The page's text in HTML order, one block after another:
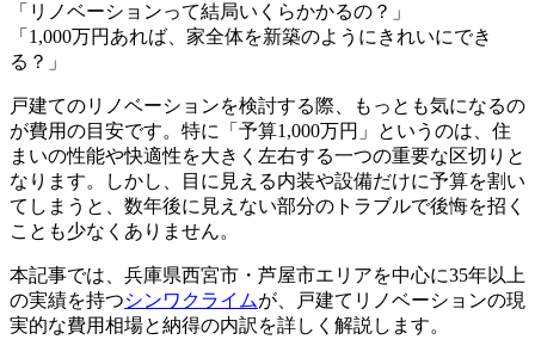
「リノベーションって結局いくらかかるの？」
「1,000万円あれば、家全体を新築のようにきれいにでき
る？」
戸建てのリノベーションを検討する際、もっとも気になるの
が費用の目安です。特に「予算1,000万円」というのは、住
まいの性能や快適性を大きく左右する一つの重要な区切りと
なります。しかし、目に見える内装や設備だけに予算を割い
てしまうと、数年後に見えない部分のトラブルで後悔を招く
ことも少なくありません。
本記事では、兵庫県西宮市・芦屋市エリアを中心に35年以上
の実績を持つシンワクライムが、戸建てリノベーションの現
実的な費用相場と納得の内訳を詳しく解説します。